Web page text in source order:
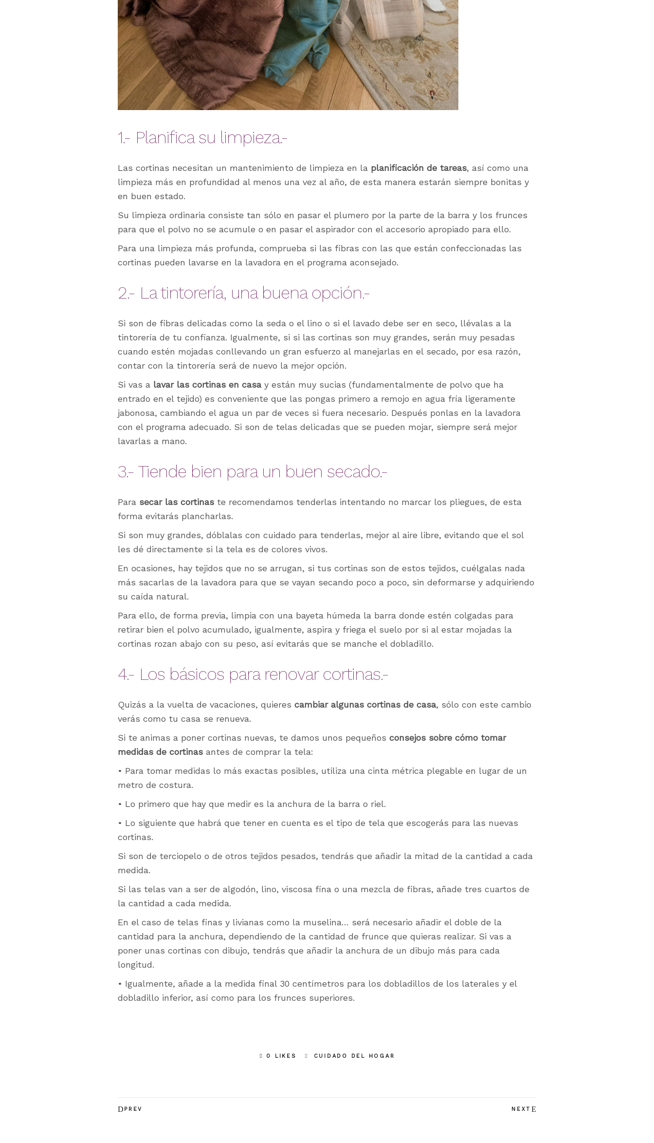
1.- Planifica su limpieza.-
Las cortinas necesitan un mantenimiento de limpieza en la planificación de tareas, así como una
limpieza más en profundidad al menos una vez al año, de esta manera estarán siempre bonitas y
en buen estado.
Su limpieza ordinaria consiste tan sólo en pasar el plumero por la parte de la barra y los frunces
para que el polvo no se acumule o en pasar el aspirador con el accesorio apropiado para ello.
Para una limpieza más profunda, comprueba si las fibras con las que están confeccionadas las
cortinas pueden lavarse en la lavadora en el programa aconsejado.
2.- La tintorería, una buena opción.-
Si son de fibras delicadas como la seda o el lino o si el lavado debe ser en seco, llévalas a la
tintorería de tu confianza. Igualmente, si si las cortinas son muy grandes, serán muy pesadas
cuando estén mojadas conllevando un gran esfuerzo al manejarlas en el secado, por esa razón,
contar con la tintorería será de nuevo la mejor opción.
Si vas a lavar las cortinas en casay están muy sucias (fundamentalmente de polvo que ha
entrado en el tejido) es conveniente que las pongas primero a remojo en agua fría ligeramente
jabonosa, cambiando el agua un par de veces si fuera necesario. Después ponlas en la lavadora
con el programa adecuado. Si son de telas delicadas que se pueden mojar, siempre será mejor
lavarlas a mano.
3.- Tiende bien para un buen secado.-
Para secar las cortinas te recomendamos tenderlas intentando no marcar los pliegues, de esta
forma evitarás plancharlas.
Si son muy grandes, dóblalas con cuidado para tenderlas, mejor al aire libre, evitando que el sol
les dé directamente si la tela es de colores vivos.
En ocasiones, hay tejidos que no se arrugan, si tus cortinas son de estos tejidos, cuélgalas nada
más sacarlas de la lavadora para que se vayan secando poco a poco, sin deformarse y adquiriendo
su caída natural.
Para ello, de forma previa, limpia con una bayeta húmeda la barra donde estén colgadas para
retirar bien el polvo acumulado, igualmente, aspira y friega el suelo por si al estar mojadas la
cortinas rozan abajo con su peso, así evitarás que se manche el dobladillo.
4.- Los básicos para renovar cortinas.-
Quizás a la vuelta de vacaciones, quieres cambiar algunas cortinas de casa, sólo con este cambio
verás como tu casa se renueva.
Si te animas a poner cortinas nuevas, te damos unos pequeños consejos sobre cómo tomar
medidas de cortinas antes de comprar la tela:
• Para tomar medidas lo más exactas posibles, utiliza una cinta métrica plegable en lugar de un
metro de costura.
• Lo primero que hay que medir es la anchura de la barra o riel.
• Lo siguiente que habrá que tener en cuenta es el tipo de tela que escogerás para las nuevas
cortinas.
Si son de terciopelo o de otros tejidos pesados, tendrás que añadir la mitad de la cantidad a cada
medida.
Si las telas van a ser de algodón, lino, viscosa fina o una mezcla de fibras, añade tres cuartos de
la cantidad a cada medida.
En el caso de telas finas y livianas como la muselina… será necesario añadir el doble de la
cantidad para la anchura, dependiendo de la cantidad de frunce que quieras realizar. Si vas a
poner unas cortinas con dibujo, tendrás que añadir la anchura de un dibujo más para cada
longitud.
• Igualmente, añade a la medida final 30 centímetros para los dobladillos de los laterales y el
dobladillo inferior, así como para los frunces superiores.
0 LIKES CUIDADO DEL HOGAR
PREV NEXT